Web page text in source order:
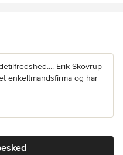
Erik Skovrup
enkeltmandsfirma og har